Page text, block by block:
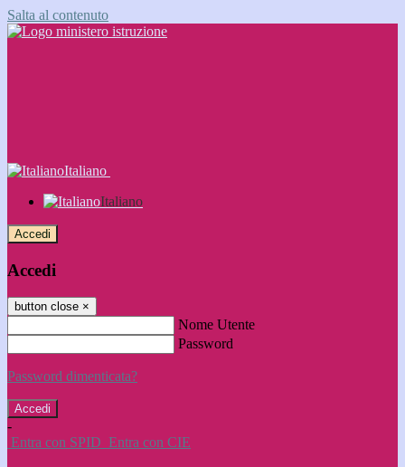
Salta al contenuto
Italiano
Italiano
Accedi
Accedi
button close ×
Nome Utente
Password
Password dimenticata?
-
Entra con SPID Entra con CIE